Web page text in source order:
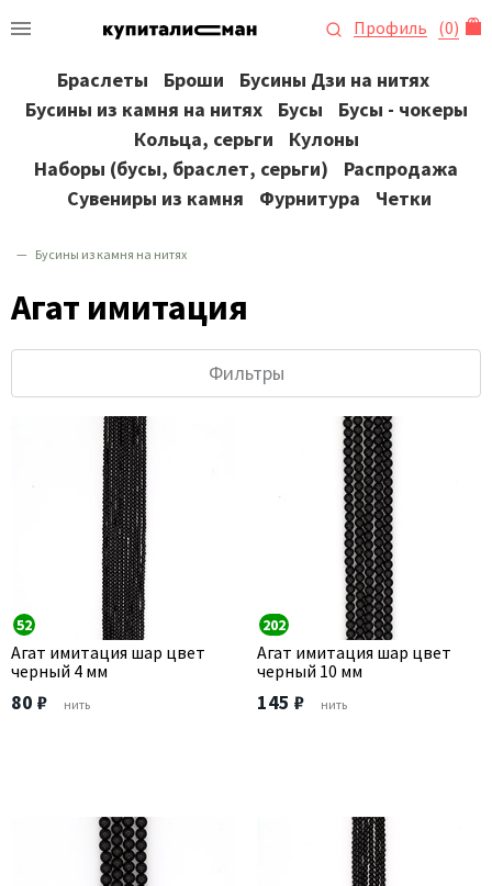
Профиль (0)
Браслеты Броши
Бусины Дзи на нитях
Бусины из камня на нитях
Бусы
Бусы - чокеры
Кольца, серьги
Кулоны
Наборы (бусы, браслет, серьги)
Распродажа
Сувениры из камня
Фурнитура Четки
Бусины из камня на нитях
Агат имитация
Фильтры
52
Агат имитация шар цвет
черный 4 мм
80 ₽ нить
202
Агат имитация шар цвет
черный 10 мм
145 ₽ нить